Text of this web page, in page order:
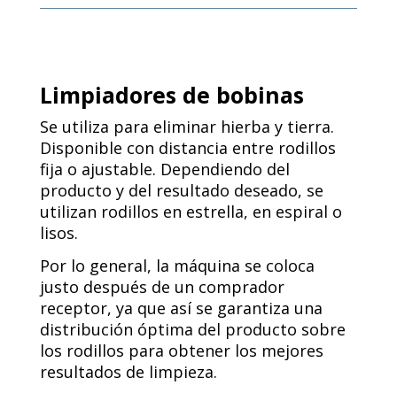
Limpiadores de bobinas
Se utiliza para eliminar hierba y tierra.
Disponible con distancia entre rodillos
fija o ajustable. Dependiendo del
producto y del resultado deseado, se
utilizan rodillos en estrella, en espiral o
lisos.
Por lo general, la máquina se coloca
justo después de un comprador
receptor, ya que así se garantiza una
distribución óptima del producto sobre
los rodillos para obtener los mejores
resultados de limpieza.